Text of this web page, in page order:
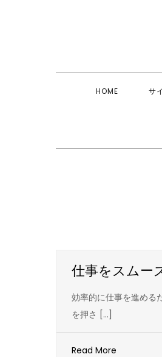
HOME サ
仕事をスムー
効率的に仕事を進める
を押さ […]
Read More